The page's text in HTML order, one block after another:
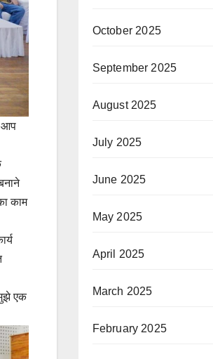
आप
काम
एक
October 2025
September 2025
August 2025
July 2025
June 2025
May 2025
April 2025
March 2025
February 2025